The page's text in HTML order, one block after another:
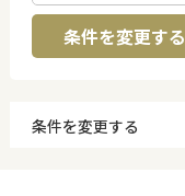
条件を変更する
条件を変更する